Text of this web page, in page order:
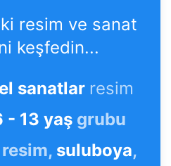
resim ve sanat
keşfedin...
sanatlar resim
- 13 yaş grubu
resim, suluboya,